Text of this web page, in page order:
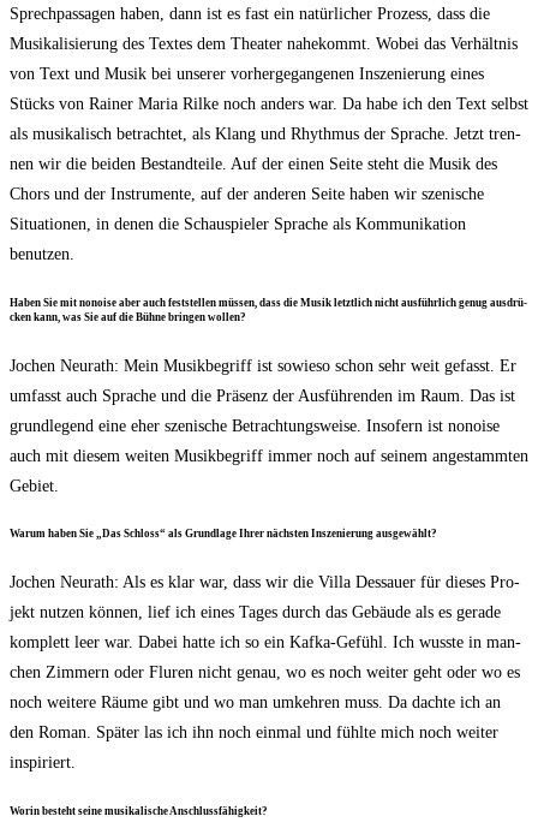
Sprech­pas­sa­gen haben, dann ist es fast ein natür­li­cher Pro­zess, dass die
Musi­ka­li­sie­rung des Tex­tes dem Thea­ter nahe­kommt. Wobei das Ver­hält­nis
von Text und Musik bei unse­rer vor­her­ge­gan­ge­nen Insze­nie­rung eines
Stücks von Rai­ner Maria Ril­ke noch anders war. Da habe ich den Text selbst
als musi­ka­lisch betrach­tet, als Klang und Rhyth­mus der Spra­che. Jetzt tren­
nen wir die bei­den Bestand­tei­le. Auf der einen Sei­te steht die Musik des
Chors und der Instru­men­te, auf der ande­ren Sei­te haben wir sze­ni­sche
Situa­tio­nen, in denen die Schau­spie­ler Spra­che als Kom­mu­ni­ka­ti­on
benutzen.
Haben Sie mit nonoi­se aber auch fest­stel­len müs­sen, dass die Musik letzt­lich nicht aus­führ­lich genug aus­drü­
cken kann, was Sie auf die Büh­ne brin­gen wollen?
Jochen Neu­r­a­th: Mein Musik­be­griff ist sowie­so schon sehr weit gefasst. Er
umfasst auch Spra­che und die Prä­senz der Aus­füh­ren­den im Raum. Das ist
grund­le­gend eine eher sze­ni­sche Betrach­tungs­wei­se. Inso­fern ist nonoi­se
auch mit die­sem wei­ten Musik­be­griff immer noch auf sei­nem ange­stamm­ten
Gebiet.
War­um haben Sie „Das Schloss“ als Grund­la­ge Ihrer nächs­ten Insze­nie­rung ausgewählt?
Jochen Neu­r­a­th: Als es klar war, dass wir die Vil­la Des­sau­er für die­ses Pro­
jekt nut­zen kön­nen, lief ich eines Tages durch das Gebäu­de als es gera­de
kom­plett leer war. Dabei hat­te ich so ein Kaf­ka-Gefühl. Ich wuss­te in man­
chen Zim­mern oder Flu­ren nicht genau, wo es noch wei­ter geht oder wo es
noch wei­te­re Räu­me gibt und wo man umkeh­ren muss. Da dach­te ich an
den Roman. Spä­ter las ich ihn noch ein­mal und fühl­te mich noch wei­ter
inspiriert.
Wor­in besteht sei­ne musi­ka­li­sche Anschlussfähigkeit?